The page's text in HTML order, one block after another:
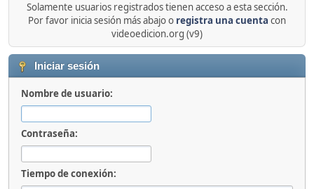
Solamente usuarios registrados tienen acceso a esta sección.
Por favor inicia sesión más abajo o registra una cuenta con
videoedicion.org (v9)
Iniciar sesión
Nombre de usuario:
Contraseña:
Tiempo de conexión: